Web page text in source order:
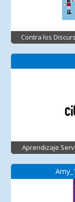
Contra los
Aprendizaje